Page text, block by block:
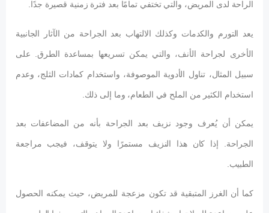
الراحة لدى المريض، والتي تختفي تمامًا بعد فترة زمنية قصيرة جدًا.
يعد التورم والكدمات وكذلك الالتهاب بعد الجراحة من الآثار الجانبية
الأخرى لجراحة الأنف، والتي يمكن تسريعها بمساعدة الطرق. على
سبيل المثال، تناول الأدوية الموصوفة، واستخدام كمادات الثلج، وعدم
استخدام الكثير من الملح في الطعام، وما إلى ذلك.
يمكن أن يُعرف وجود نزيف بعد الجراحة بأنه من المضاعفات بعد
الجراحة. إذا كان هذا النزيف مستمرًا ولا يتوقف، فيجب مراجعة
الطبيب.
كما أن الغرز المتبقية قد تكون مزعجة للمريض، حيث يمكنه الحصول